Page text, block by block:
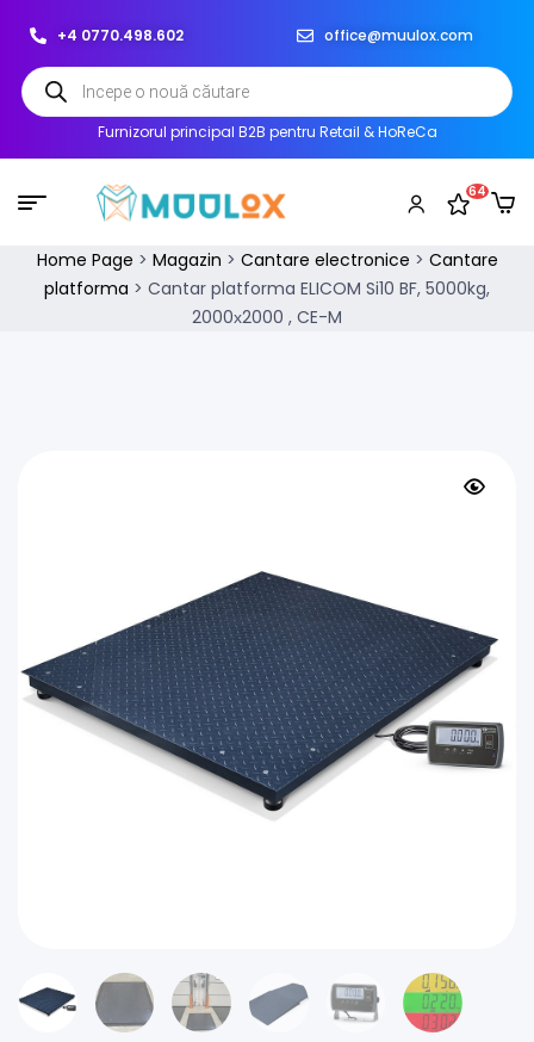
+4 0770.498.602 office@muulox.com
Furnizorul principal B2B pentru Retail & HoReCa
64
Home Page > Magazin > Cantare electronice > Cantare
platforma > Cantar platforma ELICOM Si10 BF, 5000kg,
2000х2000 , CE-M